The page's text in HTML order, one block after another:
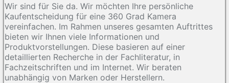
Wir sind für Sie da. Wir möchten Ihre persönliche
Kaufentscheidung für eine 360 Grad Kamera
vereinfachen. Im Rahmen unseres gesamten Auftrittes
bieten wir Ihnen viele Informationen und
Produktvorstellungen. Diese basieren auf einer
detaillierten Recherche in der Fachliteratur, in
Fachzeitschriften und im Internet. Wir beraten
unabhängig von Marken oder Herstellern.